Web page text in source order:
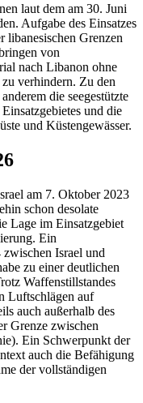
laut dem am 30. Juni
Aufgabe des Einsatzes
libanesischen Grenzen
von
nach Libanon ohne
verhindern. Zu den
die seegestützte
und die
und Küstengewässer.
am 7. Oktober 2023
schon desolate
Lage im Einsatzgebiet
Ein
Israel und
zu einer deutlichen
Waffenstillstandes
Luftschlägen auf
auch außerhalb des
Grenze zwischen
Ein Schwerpunkt der
auch die Befähigung
der vollständigen